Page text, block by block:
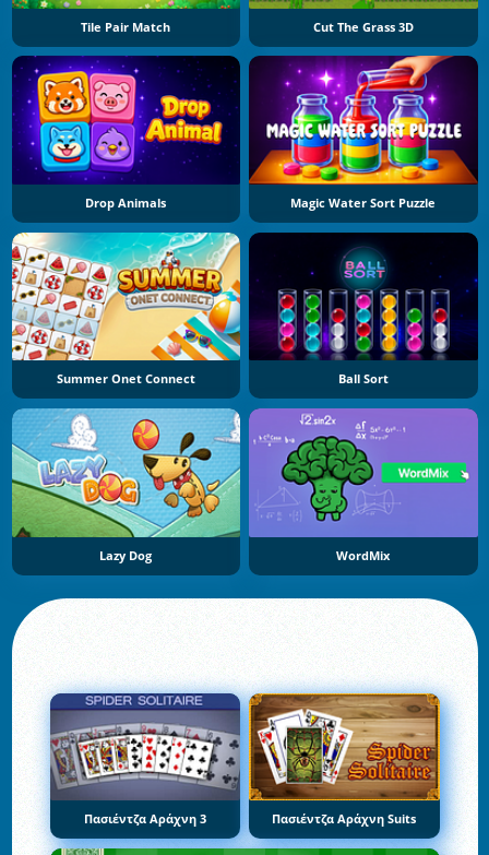
Tile Pair Match Cut The Grass 3D
Drop Animals Magic Water Sort Puzzle
Summer Onet Connect Ball Sort
Lazy Dog WordMix
Πασιέντζα Αράχνη 3 Πασιέντζα Αράχνη Suits